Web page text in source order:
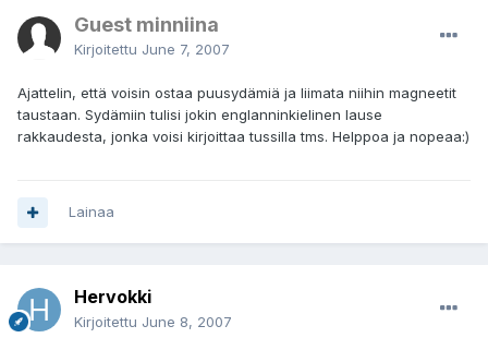
Guest minniina
Kirjoitettu June 7, 2007
Ajattelin, että voisin ostaa puusydämiä ja liimata niihin magneetit
taustaan. Sydämiin tulisi jokin englanninkielinen lause
rakkaudesta, jonka voisi kirjoittaa tussilla tms. Helppoa ja nopeaa:)
Lainaa
Hervokki
Kirjoitettu June 8, 2007